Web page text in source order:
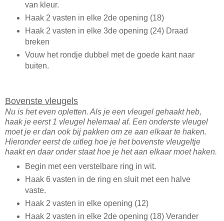
van kleur.
Haak 2 vasten in elke 2de opening (18)
Haak 2 vasten in elke 3de opening (24) Draad
breken
Vouw het rondje dubbel met de goede kant naar
buiten.
Bovenste vleugels
Nu is het even opletten. Als je een vleugel gehaakt heb,
haak je eerst 1 vleugel helemaal af. Een onderste vleugel
moet je er dan ook bij pakken om ze aan elkaar te haken.
Hieronder eerst de uitleg hoe je het bovenste vleugeltje
haakt en daar onder staat hoe je het aan elkaar moet haken.
Begin met een verstelbare ring in wit.
Haak 6 vasten in de ring en sluit met een halve
vaste.
Haak 2 vasten in elke opening (12)
Haak 2 vasten in elke 2de opening (18) Verander